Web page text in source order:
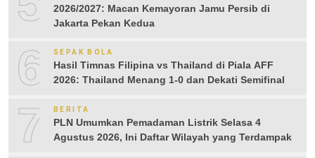
2026/2027: Macan Kemayoran Jamu Persib di
Jakarta Pekan Kedua
6 SEPAK BOLA
Hasil Timnas Filipina vs Thailand di Piala AFF
2026: Thailand Menang 1-0 dan Dekati Semifinal
7 BERITA
PLN Umumkan Pemadaman Listrik Selasa 4
Agustus 2026, Ini Daftar Wilayah yang Terdampak